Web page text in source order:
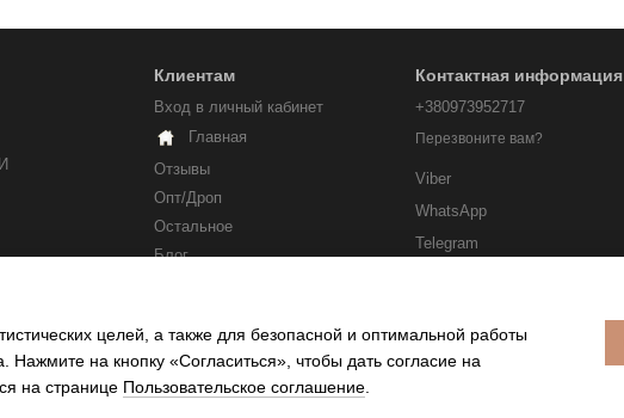
Клиентам
Вход в личный кабинет
Главная
Отзывы
Опт/Дроп
Остальное
Блог
Контактная информация
+380973952717
Перезвоните вам?
Viber
WhatsApp
Telegram
целей, а также для безопасной и оптимальной работы
на кнопку «Согласиться», чтобы дать согласие на
на странице Пользовательское соглашение